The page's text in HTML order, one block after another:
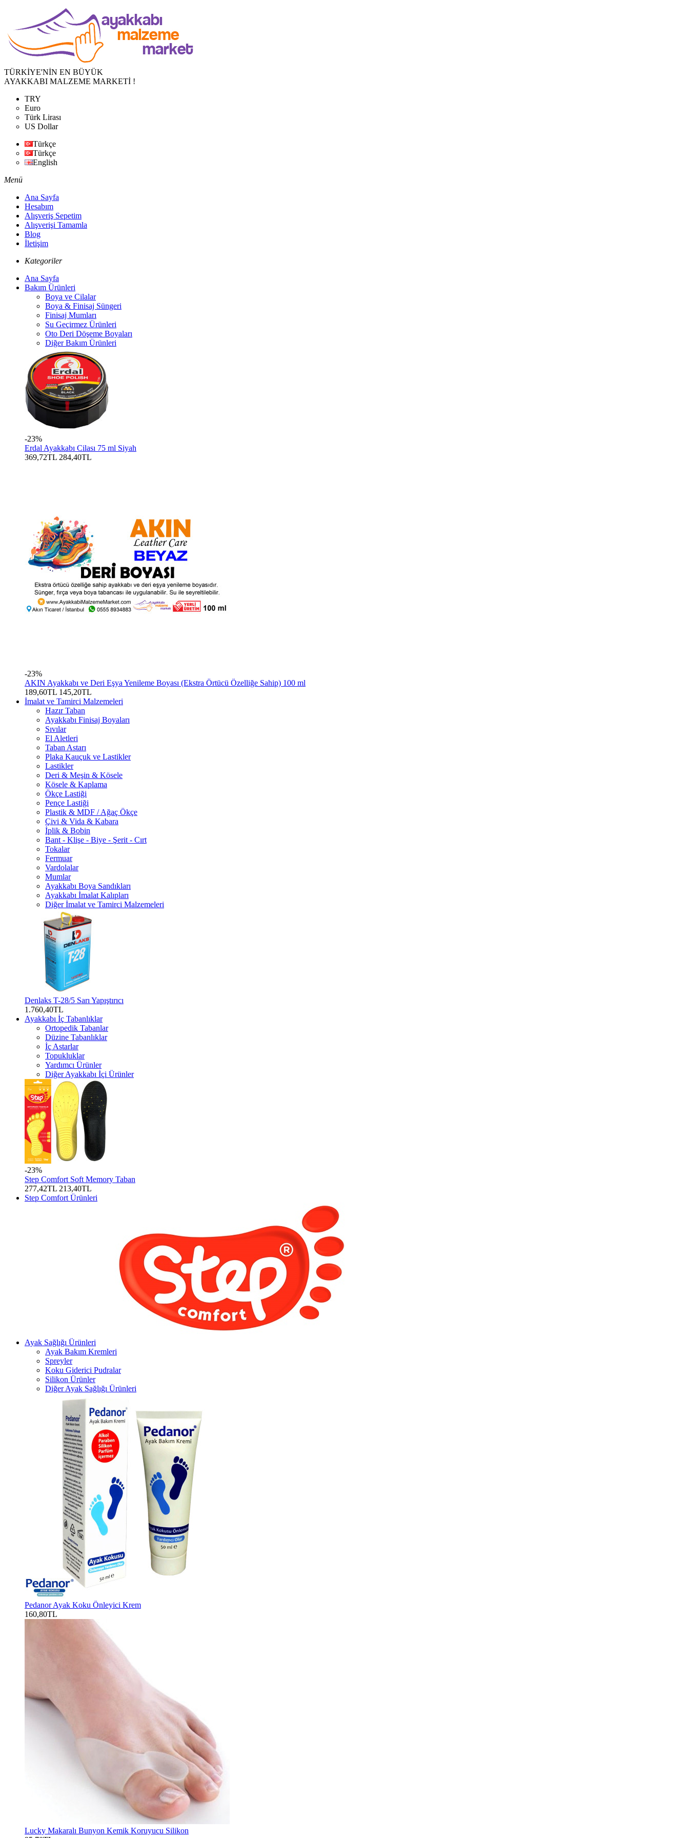
TÜRKİYE'NİN EN BÜYÜK
AYAKKABI MALZEME MARKETİ !
TRY
Euro
Türk Lirası
US Dollar
Türkçe
Türkçe
English
Menü
Ana Sayfa
Hesabım
Alışveriş Sepetim
Alışverişi Tamamla
Blog
İletişim
Kategoriler
Ana Sayfa
Bakım Ürünleri
Boya ve Cilalar
Boya & Finisaj Süngeri
Finisaj Mumları
Su Geçirmez Ürünleri
Oto Deri Döşeme Boyaları
Diğer Bakım Ürünleri
-23%
Erdal Ayakkabı Cilası 75 ml Siyah
369,72TL 284,40TL
-23%
AKIN Ayakkabı ve Deri Eşya Yenileme Boyası (Ekstra Örtücü Özelliğe Sahip) 100 ml
189,60TL 145,20TL
İmalat ve Tamirci Malzemeleri
Hazır Taban
Ayakkabı Finisaj Boyaları
Sıvılar
El Aletleri
Taban Astarı
Plaka Kauçuk ve Lastikler
Lastikler
Deri & Meşin & Kösele
Kösele & Kaplama
Ökçe Lastiği
Pençe Lastiği
Plastik & MDF / Ağaç Ökçe
Çivi & Vida & Kabara
İplik & Bobin
Bant - Klişe - Biye - Şerit - Cırt
Tokalar
Fermuar
Vardolalar
Mumlar
Ayakkabı Boya Sandıkları
Ayakkabı İmalat Kalıpları
Diğer İmalat ve Tamirci Malzemeleri
Denlaks T-28/5 Sarı Yapıştırıcı
1.760,40TL
Ayakkabı İç Tabanlıklar
Ortopedik Tabanlar
Düzine Tabanlıklar
İç Astarlar
Topukluklar
Yardımcı Ürünler
Diğer Ayakkabı İçi Ürünler
-23%
Step Comfort Soft Memory Taban
277,42TL 213,40TL
Step Comfort Ürünleri
Ayak Sağlığı Ürünleri
Ayak Bakım Kremleri
Spreyler
Koku Giderici Pudralar
Silikon Ürünler
Diğer Ayak Sağlığı Ürünleri
Pedanor Ayak Koku Önleyici Krem
160,80TL
Lucky Makaralı Bunyon Kemik Koruyucu Silikon